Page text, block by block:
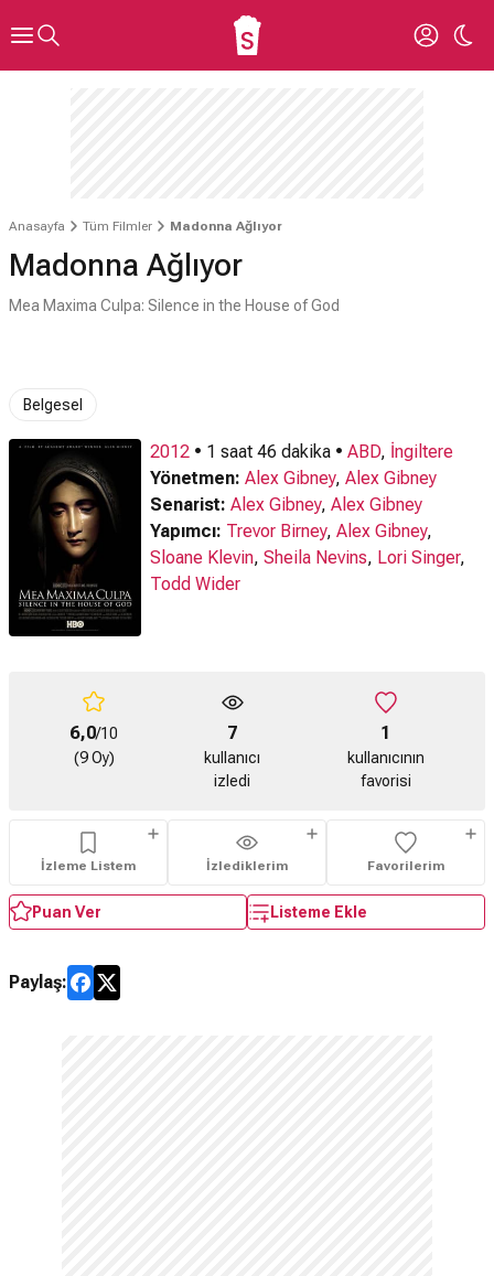
Anasayfa Tüm Filmler Madonna Ağlıyor
Madonna Ağlıyor
Mea Maxima Culpa: Silence in the House of God
Belgesel
2012 • 1 saat 46 dakika • ABD, İngiltere
Yönetmen: Alex Gibney, Alex Gibney
Senarist: Alex Gibney, Alex Gibney
Yapımcı: Trevor Birney, Alex Gibney,
Sloane Klevin, Sheila Nevins, Lori Singer,
Todd Wider
6,0/10
(9 Oy)
7
kullanıcı
izledi
1
kullanıcının
favorisi
İzleme Listem İzlediklerim Favorilerim
Puan Ver Listeme Ekle
Paylaş: